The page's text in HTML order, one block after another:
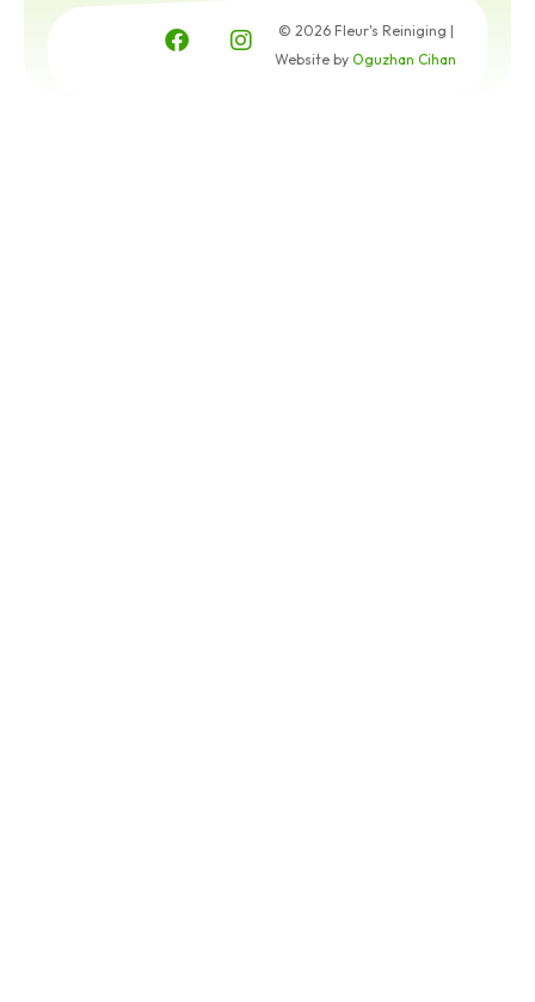
© 2026 Fleur's Reiniging |
Website by Oguzhan Cihan